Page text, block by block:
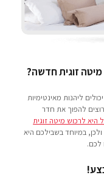
זוגית חדשה?
ליהנות מאינטימיות
להפוך את חדר
היא לרכוש מיטה זוגית
במיוחד בשבילכם היא
לכם.